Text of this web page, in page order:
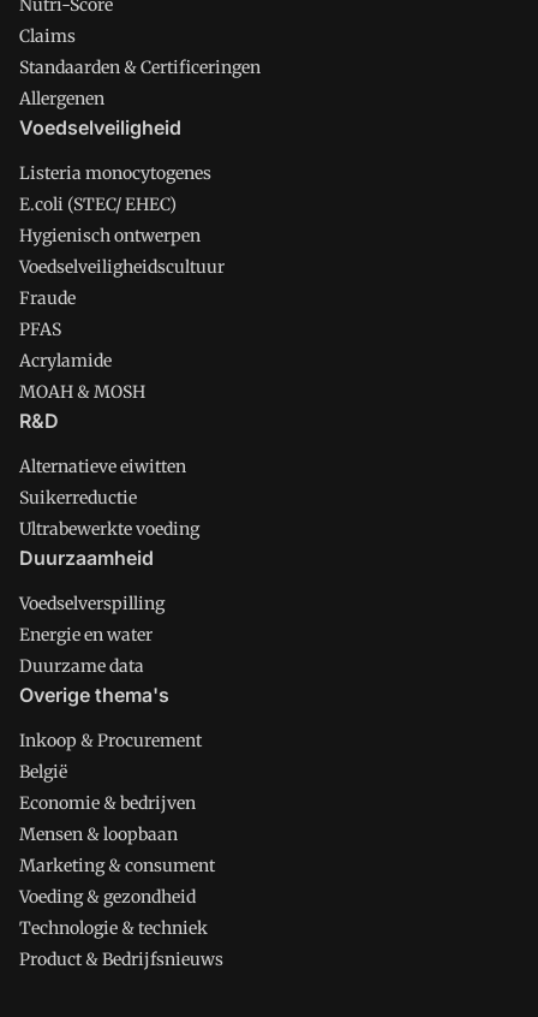
Nutri-Score
Claims
Standaarden & Certificeringen
Allergenen
Voedselveiligheid
Listeria monocytogenes
E.coli (STEC/ EHEC)
Hygienisch ontwerpen
Voedselveiligheidscultuur
Fraude
PFAS
Acrylamide
MOAH & MOSH
R&D
Alternatieve eiwitten
Suikerreductie
Ultrabewerkte voeding
Duurzaamheid
Voedselverspilling
Energie en water
Duurzame data
Overige thema's
Inkoop & Procurement
België
Economie & bedrijven
Mensen & loopbaan
Marketing & consument
Voeding & gezondheid
Technologie & techniek
Product & Bedrijfsnieuws